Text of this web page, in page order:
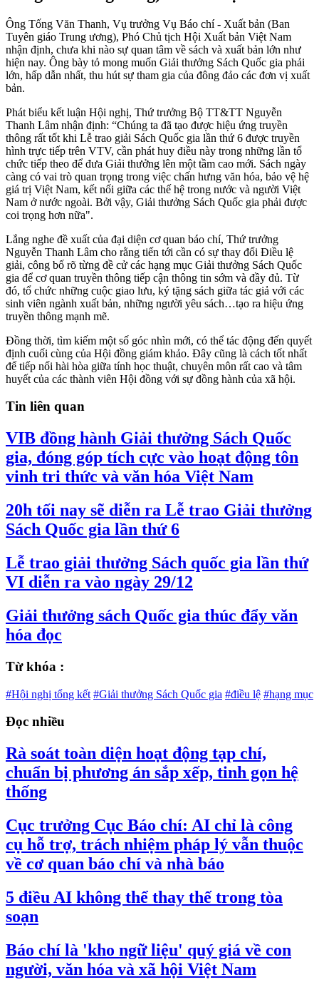
Ông Tống Văn Thanh, Vụ trưởng Vụ Báo chí - Xuất bản (Ban
Tuyên giáo Trung ương), Phó Chủ tịch Hội Xuất bản Việt Nam
nhận định, chưa khi nào sự quan tâm về sách và xuất bản lớn như
hiện nay. Ông bày tỏ mong muốn Giải thưởng Sách Quốc gia phải
lớn, hấp dẫn nhất, thu hút sự tham gia của đông đảo các đơn vị xuất
bản.
Phát biểu kết luận Hội nghị, Thứ trưởng Bộ TT&TT Nguyễn
Thanh Lâm nhận định: “Chúng ta đã tạo được hiệu ứng truyền
thông rất tốt khi Lễ trao giải Sách Quốc gia lần thứ 6 được truyền
hình trực tiếp trên VTV, cần phát huy điều này trong những lần tổ
chức tiếp theo để đưa Giải thưởng lên một tầm cao mới. Sách ngày
càng có vai trò quan trọng trong việc chấn hưng văn hóa, bảo vệ hệ
giá trị Việt Nam, kết nối giữa các thế hệ trong nước và người Việt
Nam ở nước ngoài. Bởi vậy, Giải thưởng Sách Quốc gia phải được
coi trọng hơn nữa".
Lắng nghe đề xuất của đại diện cơ quan báo chí, Thứ trưởng
Nguyễn Thanh Lâm cho rằng tiến tới cần có sự thay đổi Điều lệ
giải, công bố rõ từng đề cử các hạng mục Giải thưởng Sách Quốc
gia để cơ quan truyền thông tiếp cận thông tin sớm và đầy đủ. Từ
đó, tổ chức những cuộc giao lưu, ký tặng sách giữa tác giả với các
sinh viên ngành xuất bản, những người yêu sách…tạo ra hiệu ứng
truyền thông mạnh mẽ.
Đồng thời, tìm kiếm một số góc nhìn mới, có thể tác động đến quyết
định cuối cùng của Hội đồng giám khảo. Đây cũng là cách tốt nhất
để tiếp nối hài hòa giữa tính học thuật, chuyên môn rất cao và tâm
huyết của các thành viên Hội đồng với sự đồng hành của xã hội.
Tin liên quan
VIB đồng hành Giải thưởng Sách Quốc
gia, đóng góp tích cực vào hoạt động tôn
vinh tri thức và văn hóa Việt Nam
20h tối nay sẽ diễn ra Lễ trao Giải thưởng
Sách Quốc gia lần thứ 6
Lễ trao giải thưởng Sách quốc gia lần thứ
VI diễn ra vào ngày 29/12
Giải thưởng sách Quốc gia thúc đẩy văn
hóa đọc
Từ khóa :
#Hội nghị tổng kết #Giải thưởng Sách Quốc gia #điều lệ #hạng mục
Đọc nhiều
Rà soát toàn diện hoạt động tạp chí,
chuẩn bị phương án sắp xếp, tinh gọn hệ
thống
Cục trưởng Cục Báo chí: AI chỉ là công
cụ hỗ trợ, trách nhiệm pháp lý vẫn thuộc
về cơ quan báo chí và nhà báo
5 điều AI không thể thay thế trong tòa
soạn
Báo chí là 'kho ngữ liệu' quý giá về con
người, văn hóa và xã hội Việt Nam